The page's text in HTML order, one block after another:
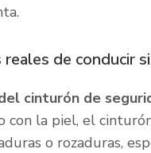
reales de conducir
cinturón de
con la piel, el
o rozaduras,